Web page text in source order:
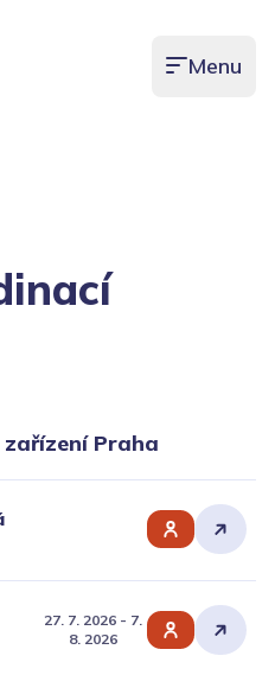
Otevřít
Menu
Praha
27. 7. 2026 - 7.
8. 2026